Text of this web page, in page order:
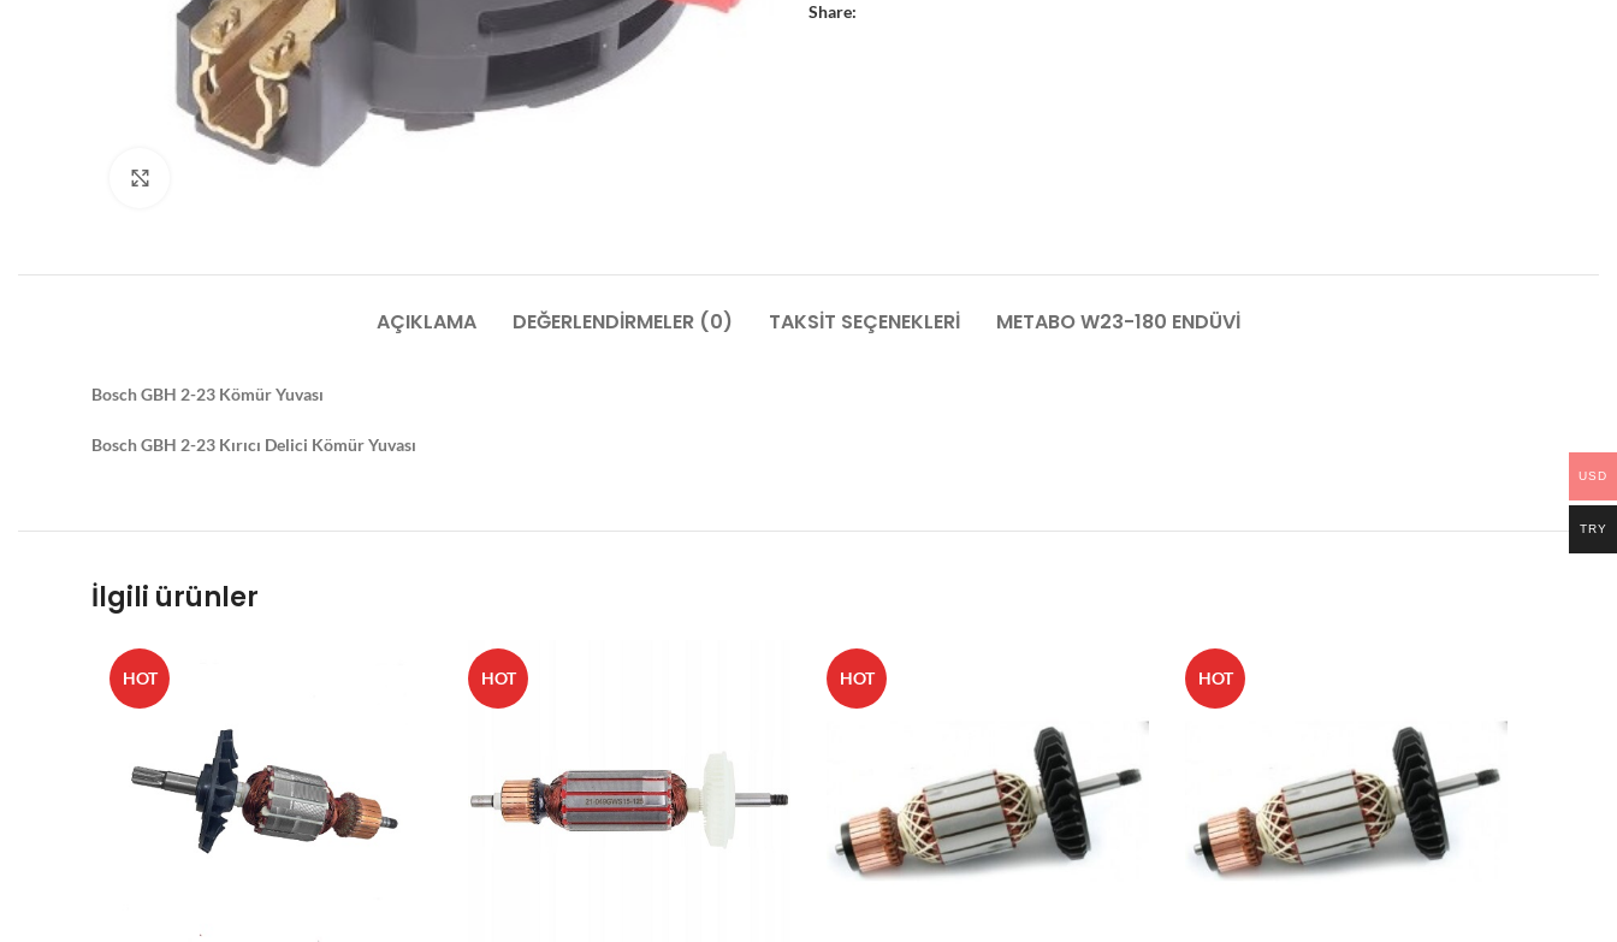
Share:
AÇIKLAMA DEĞERLENDIRMELER (0) TAKSIT SEÇENEKLERI METABO W23-180 ENDÜVİ
Bosch GBH 2-23 Kömür Yuvası
Bosch GBH 2-23 Kırıcı Delici Kömür Yuvası
İlgili ürünler
HOT HOT HOT HOT
USD
TRY